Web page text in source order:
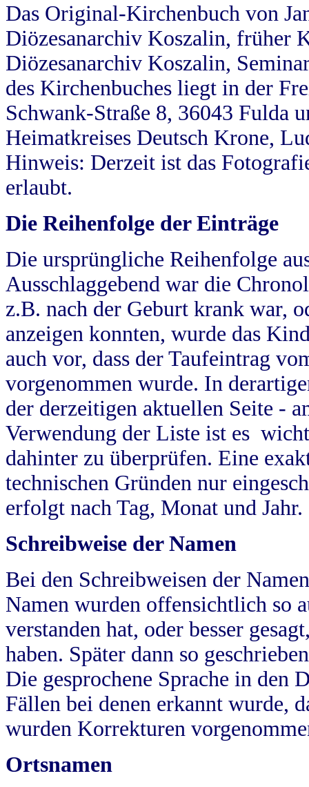
Das Original-Kirchenbuch von
Diözesanarchiv Koszalin, früher
Diözesanarchiv Koszalin,
des Kirchenbuches liegt in der
Schwank-Straße 8, 36043 Fulda
Heimatkreises Deutsch Krone,
Hinweis: Derzeit ist das
erlaubt.
Die Reihenfolge der Einträge
Die ursprüngliche Reihenfolge
Ausschlaggebend war die
z.B. nach der Geburt krank war,
anzeigen konnten, wurde das
auch vor, dass der Taufeintrag
vorgenommen wurde. In
der derzeitigen aktuellen Seite -
Verwendung der Liste ist es
dahinter zu überprüfen. Eine
technischen Gründen nur
erfolgt nach Tag, Monat und Jahr.
Schreibweise der Namen
Bei den Schreibweisen der
Namen wurden offensichtlich so
verstanden hat, oder besser
haben. Später dann so
Die gesprochene Sprache in
Fällen bei denen erkannt wurde,
wurden Korrekturen
Ortsnamen